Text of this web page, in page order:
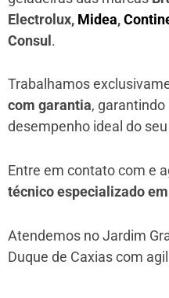
Electrolux, Midea,
Consul.
Trabalhamos
com garantia,
desempenho ideal do
Entre em contato com e
técnico especializado
Atendemos no Jardim
Duque de Caxiascom